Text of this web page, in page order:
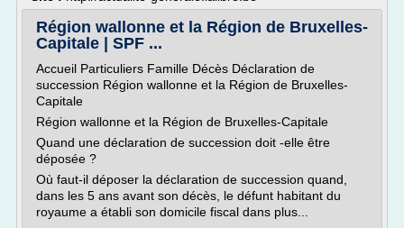
Région wallonne et la Région de Bruxelles-
Capitale | SPF ...
Accueil Particuliers Famille Décès Déclaration de
succession Région wallonne et la Région de Bruxelles-
Capitale
Région wallonne et la Région de Bruxelles-Capitale
Quand une déclaration de succession doit -elle être
déposée ?
Où faut-il déposer la déclaration de succession quand,
dans les 5 ans avant son décès, le défunt habitant du
royaume a établi son domicile fiscal dans plus...